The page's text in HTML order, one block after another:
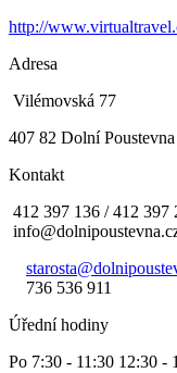
http://
Adresa
Vilémovská 77
407 82 Dolní Poustevna
Kontakt
412 397 136 / 412 397
736 536 911
Úřední hodiny
Po 7:30 - 11:30 12:30 -